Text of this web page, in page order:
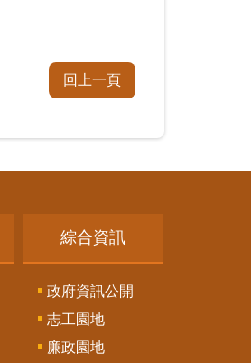
回上一頁
綜合資訊
政府資訊公開
志工園地
廉政園地